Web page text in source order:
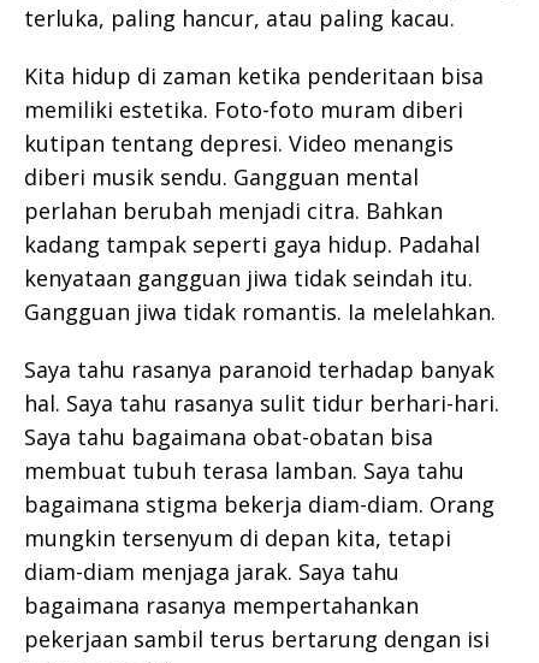
terluka, paling hancur, atau paling kacau.
Kita hidup di zaman ketika penderitaan bisa
memiliki estetika. Foto-foto muram diberi
kutipan tentang depresi. Video menangis
diberi musik sendu. Gangguan mental
perlahan berubah menjadi citra. Bahkan
kadang tampak seperti gaya hidup. Padahal
kenyataan gangguan jiwa tidak seindah itu.
Gangguan jiwa tidak romantis. Ia melelahkan.
Saya tahu rasanya paranoid terhadap banyak
hal. Saya tahu rasanya sulit tidur berhari-hari.
Saya tahu bagaimana obat-obatan bisa
membuat tubuh terasa lamban. Saya tahu
bagaimana stigma bekerja diam-diam. Orang
mungkin tersenyum di depan kita, tetapi
diam-diam menjaga jarak. Saya tahu
bagaimana rasanya mempertahankan
pekerjaan sambil terus bertarung dengan isi